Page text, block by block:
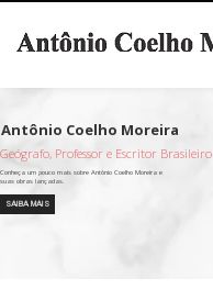
Geógrafo, Professor e Escritor Brasileiro
SAIBA MAIS